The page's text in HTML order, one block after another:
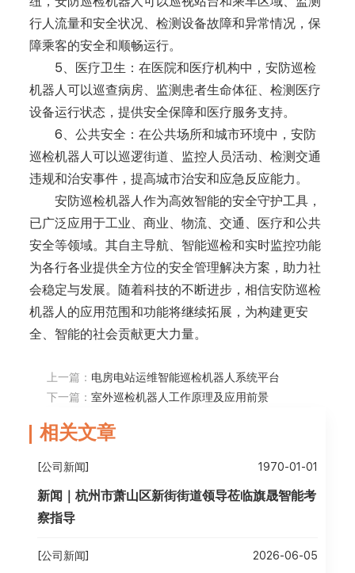
行人流量和安全状况、检测设备故障和异常情况，保
障乘客的安全和顺畅运行。
5、医疗卫生：在医院和医疗机构中，安防巡检
机器人可以巡查病房、监测患者生命体征、检测医疗
设备运行状态，提供安全保障和医疗服务支持。
6、公共安全：在公共场所和城市环境中，安防
巡检机器人可以巡逻街道、监控人员活动、检测交通
违规和治安事件，提高城市治安和应急反应能力。
安防巡检机器人作为高效智能的安全守护工具，
已广泛应用于工业、商业、物流、交通、医疗和公共
安全等领域。其自主导航、智能巡检和实时监控功能
为各行各业提供全方位的安全管理解决方案，助力社
会稳定与发展。随着科技的不断进步，相信安防巡检
机器人的应用范围和功能将继续拓展，为构建更安
全、智能的社会贡献更大力量。
上一篇： 电房电站运维智能巡检机器人系统平台
下一篇：室外巡检机器人工作原理及应用前景
相关文章
[公司新闻]
新闻｜杭州市萧山区新街街道领导莅临旗晟智能考
察指导
1970-01-01
[公司新闻] 2026-06-05